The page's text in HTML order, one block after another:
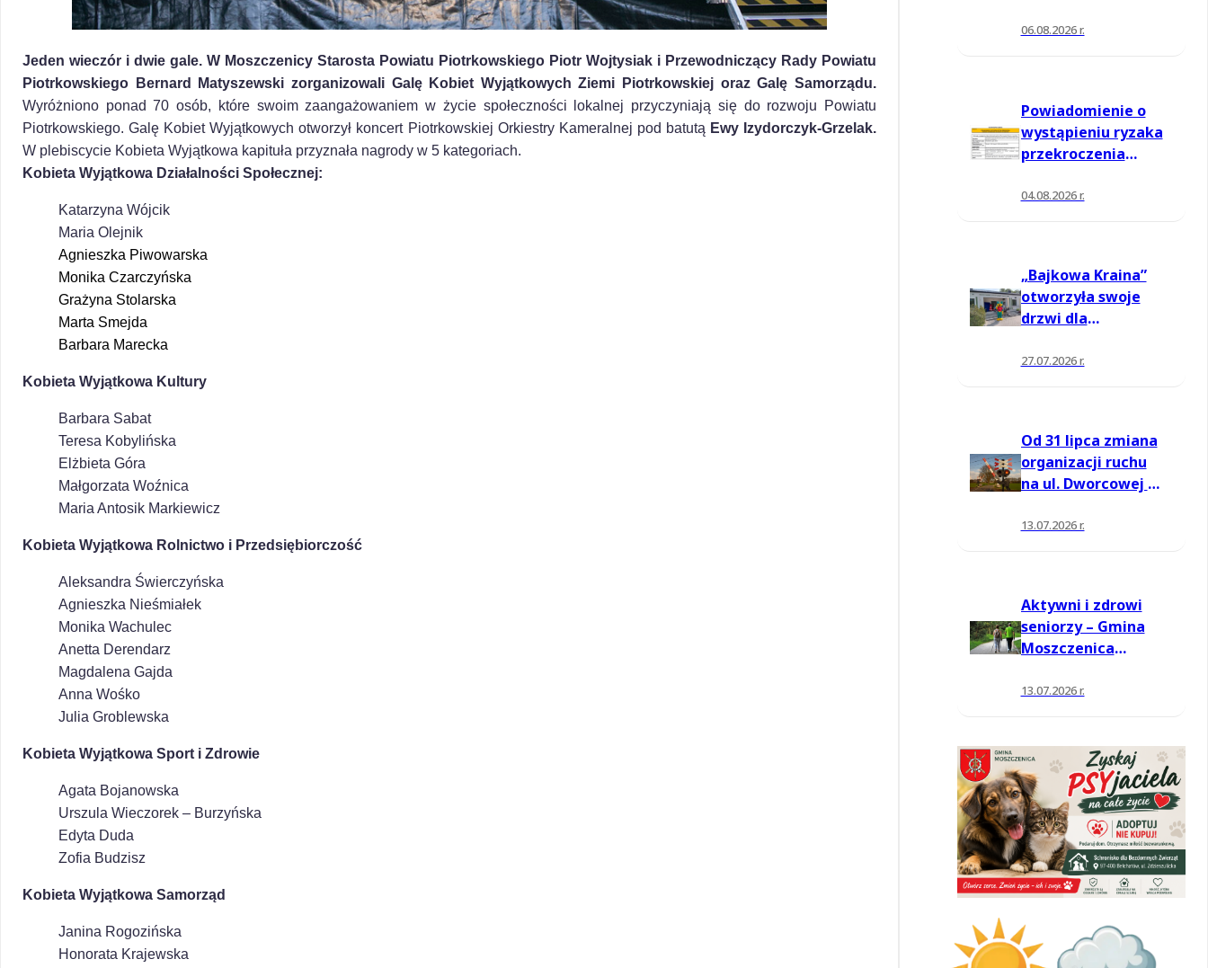
Jeden wieczór i dwie gale. W Moszczenicy Starosta Powiatu Piotrkowskiego Piotr Wojtysiak i Przewodniczący Rady Powiatu
Piotrkowskiego Bernard Matyszewski zorganizowali Galę Kobiet Wyjątkowych Ziemi Piotrkowskiej oraz Galę Samorządu.
Wyróżniono ponad 70 osób, które swoim zaangażowaniem w życie społeczności lokalnej przyczyniają się do rozwoju Powiatu
Piotrkowskiego. Galę Kobiet Wyjątkowych otworzył koncert Piotrkowskiej Orkiestry Kameralnej pod batutą Ewy Izydorczyk-Grzelak.
W plebiscycie Kobieta Wyjątkowa kapituła przyznała nagrody w 5 kategoriach.
Kobieta Wyjątkowa Działalności Społecznej:
Katarzyna Wójcik
Maria Olejnik
Agnieszka Piwowarska
Monika Czarczyńska
Grażyna Stolarska
Marta Smejda
Barbara Marecka
Kobieta Wyjątkowa Kultury
Barbara Sabat
Teresa Kobylińska
Elżbieta Góra
Małgorzata Woźnica
Maria Antosik Markiewicz
Kobieta Wyjątkowa Rolnictwo i Przedsiębiorczość
Aleksandra Świerczyńska
Agnieszka Nieśmiałek
Monika Wachulec
Anetta Derendarz
Magdalena Gajda
Anna Wośko
Julia Groblewska
Kobieta Wyjątkowa Sport i Zdrowie
Agata Bojanowska
Urszula Wieczorek – Burzyńska
Edyta Duda
Zofia Budzisz
Kobieta Wyjątkowa Samorząd
Janina Rogozińska
Honorata Krajewska
informowania dla
06.08.2026 r.
Powiadomienie o
wystąpieniu ryzaka
przekroczenia
informowania dla
04.08.2026 r.
„Bajkowa Kraina”
otworzyła swoje
drzwi dla
27.07.2026 r.
Od 31 lipca zmiana
organizacji ruchu
na ul. Dworcowej w
13.07.2026 r.
Aktywni i zdrowi
seniorzy – Gmina
Moszczenica
na nowe zajęcia
13.07.2026 r.